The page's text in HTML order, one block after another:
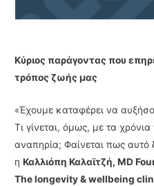
Κύριος παράγοντας που
τρόπος ζωής μας
«Έχουμε καταφέρει να
Τι γίνεται, όμως, με τα
αναπηρία; Φαίνεται πως
ηΚαλλιόπη Καλαϊτζή, MD
The longevity & wellbeing